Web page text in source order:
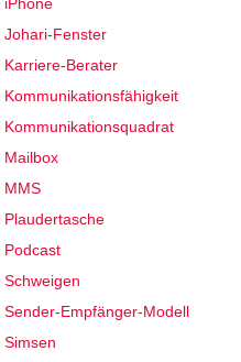
Johari-Fenster
Karriere-Berater
Kommunikationsfähigkeit
Kommunikationsquadrat
Mailbox
MMS
Plaudertasche
Podcast
Schweigen
Sender-Empfänger-Modell
Simsen